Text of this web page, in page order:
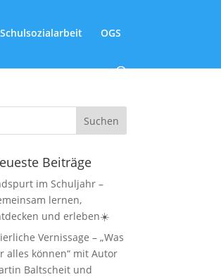
Schulsozialarbeit OGS
Beiträge
im Schuljahr –
lernen,
und erleben☀️
Vernissage – „Was
alles können“ mit Autor
Baltscheit und